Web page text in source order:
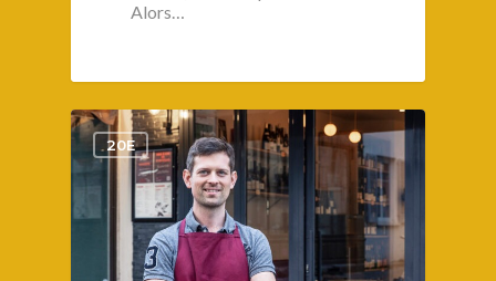
Alors…
20E
1